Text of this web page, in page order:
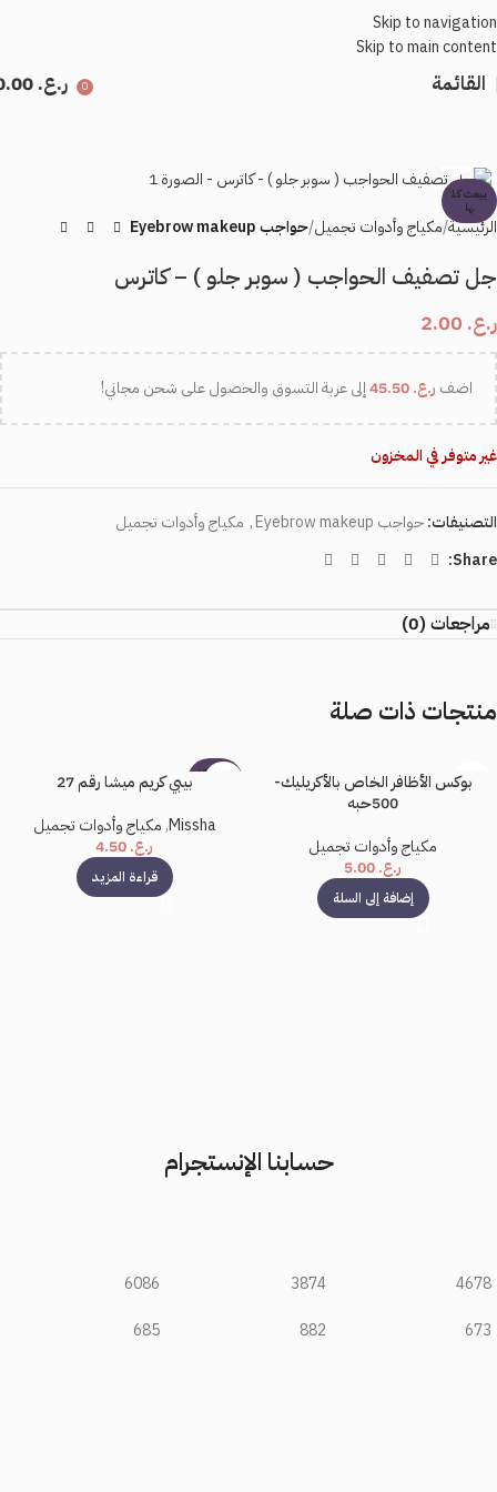
Skip to navigation
Skip to main content
القائمة 0 ر.ع.
بيعت كل
ها
الرئيسية مكياج وأدوات تجميل حواجب Eyebrow makeup
جل تصفيف الحواجب ( سوبر جلو ) – كاترس
ر.ع.
اضف ر.ع. إلى عربة التسوق والحصول على شحن مجاني!
غير متوفر في المخزون
التصنيفات:حواجب Eyebrow makeup , مكياج وأدوات تجميل
Share:
مراجعات (0)
منتجات ذات صلة
بوكس الأظافر الخاص بالأكريليك-
500حبه
مكياج وأدوات تجميل
ر.ع.
إضافة إلى السلة
بيعت كل بيبي كريم ميشا رقم 27
Missha
,مكياج وأدوات تجميل
ر.ع.
قراءة المزيد
حسابنا الإنستجرام
4678
673
3874
882
6086
685